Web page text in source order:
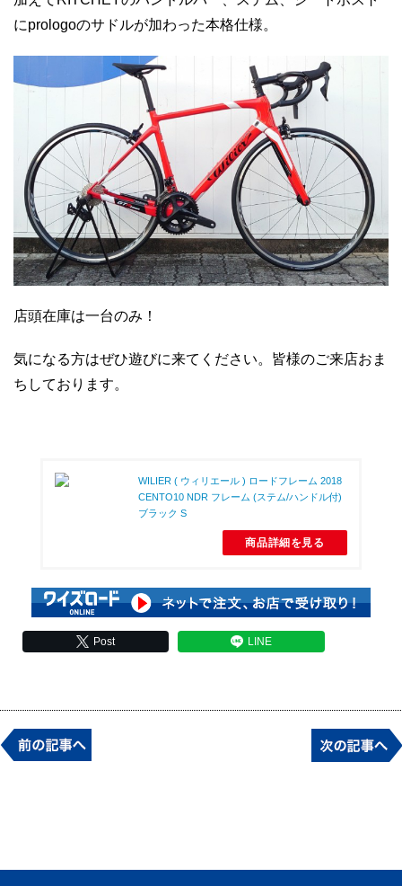
にprologoのサドルが加わった本格仕様。
店頭在庫は一台のみ！
気になる方はぜひ遊びに来てください。皆様のご来店おま
ちしております。
WILIER ( ウィリエール ) ロードフレーム 2018
CENTO10 NDR フレーム (ステム/ハンドル付)
ブラック S
商品詳細を見る
Post LINE